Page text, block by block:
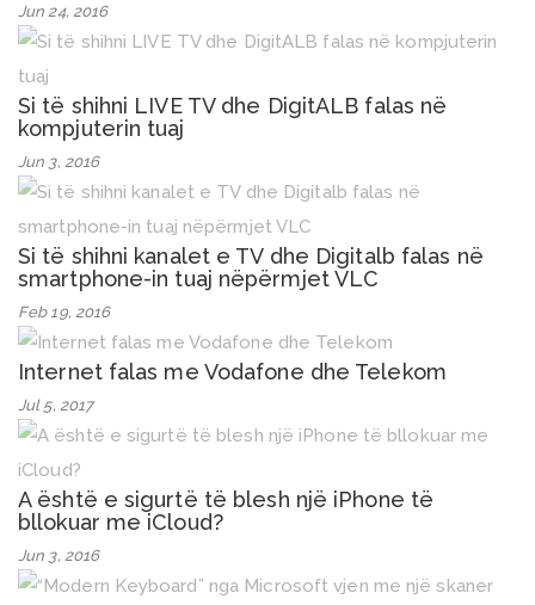
Jun 24, 2016
Si të shihni LIVE TV dhe DigitALB falas në
kompjuterin tuaj
Jun 3, 2016
Si të shihni kanalet e TV dhe Digitalb falas në
smartphone-in tuaj nëpërmjet VLC
Feb 19, 2016
Internet falas me Vodafone dhe Telekom
Jul 5, 2017
A është e sigurtë të blesh një iPhone të
bllokuar me iCloud?
Jun 3, 2016